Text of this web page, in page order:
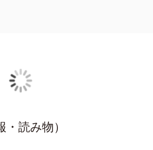
読み物）